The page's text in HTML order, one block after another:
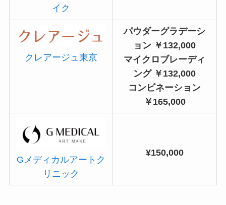
イク
クレアージュ東京
パウダーグラデーシ
ョン ￥132,000
マイクロブレーディ
ング ￥132,000
コンビネーション
￥165,000
Gメディカルアートク
リニック
¥150,000